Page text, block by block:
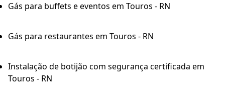
Gás para buffets e eventos em Touros - RN
Gás para restaurantes em Touros - RN
Instalação de botijão com segurança certificada em
Touros - RN